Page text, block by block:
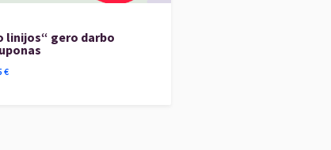
nuolat besikeičiantis muzikinis pasakojimas.
drąsūs muzikantai, kurių energija ir meistriškumas
linijos“ gero darbo
€